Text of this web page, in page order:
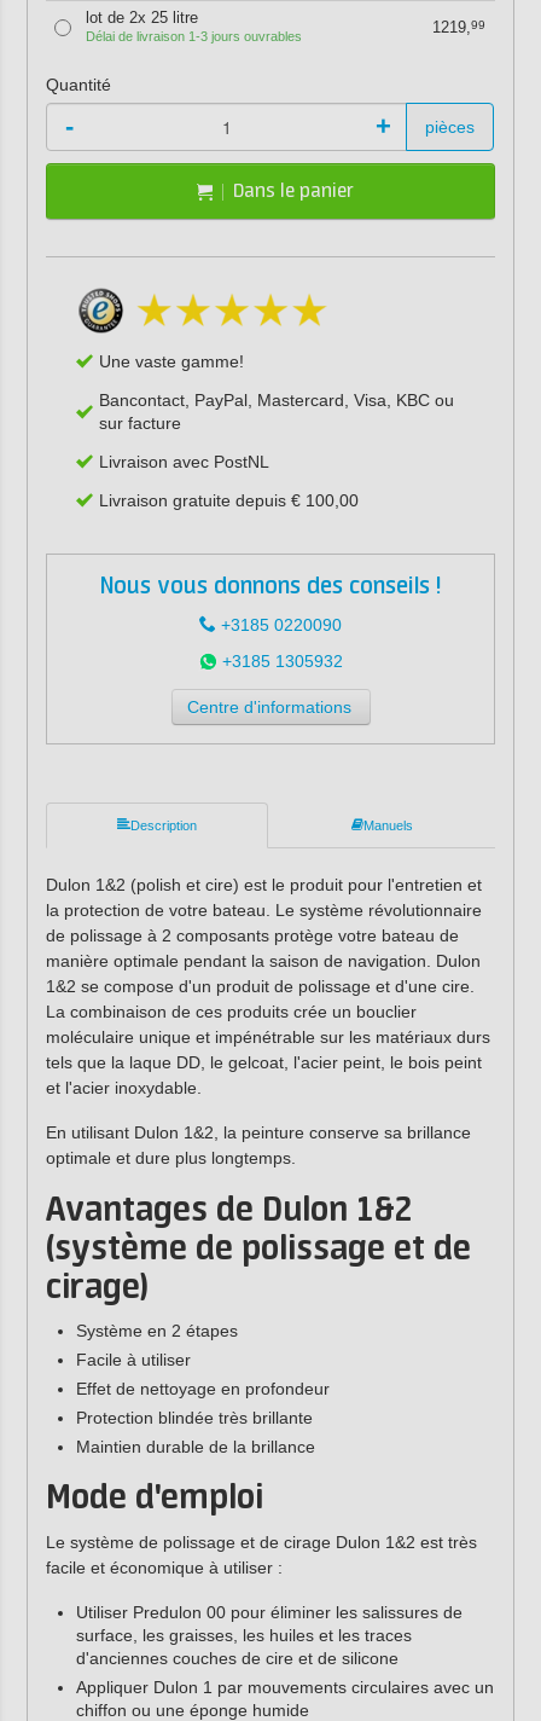
lot de 2x 25 litre
Délai de livraison 1-3 jours ouvrables 1219,99
Quantité
- + pièces
Dans le panier
Une vaste gamme!
Bancontact, PayPal, Mastercard, Visa, KBC ou
sur facture
Livraison avec PostNL
Livraison gratuite depuis € 100,00
Nous vous donnons des conseils !
+3185 0220090
+3185 1305932
Centre d'informations
Description Manuels
Dulon 1&2 (polish et cire) est le produit pour l'entretien et
la protection de votre bateau. Le système révolutionnaire
de polissage à 2 composants protège votre bateau de
manière optimale pendant la saison de navigation. Dulon
1&2 se compose d'un produit de polissage et d'une cire.
La combinaison de ces produits crée un bouclier
moléculaire unique et impénétrable sur les matériaux durs
tels que la laque DD, le gelcoat, l'acier peint, le bois peint
et l'acier inoxydable.
En utilisant Dulon 1&2, la peinture conserve sa brillance
optimale et dure plus longtemps.
Avantages de Dulon 1&2
(système de polissage et de
cirage)
Système en 2 étapes
Facile à utiliser
Effet de nettoyage en profondeur
Protection blindée très brillante
Maintien durable de la brillance
Mode d'emploi
Le système de polissage et de cirage Dulon 1&2 est très
facile et économique à utiliser :
Utiliser Predulon 00 pour éliminer les salissures de
surface, les graisses, les huiles et les traces
d'anciennes couches de cire et de silicone
Appliquer Dulon 1 par mouvements circulaires avec un
chiffon ou une éponge humide